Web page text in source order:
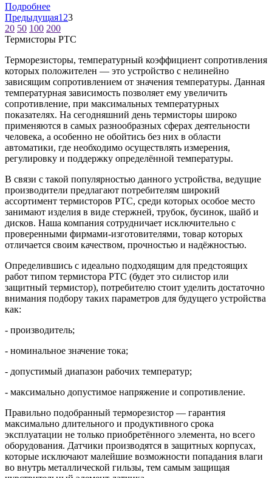
Подробнее
Предыдущая1 23
20 50 100 200
Термисторы PTC
Терморезисторы, температурный коэффициент сопротивления
которых положителен — это устройство с нелинейно
зависящим сопротивлением от значения температуры. Данная
температурная зависимость позволяет ему увеличить
сопротивление, при максимальных температурных
показателях. На сегодняшний день термисторы широко
применяются в самых разнообразных сферах деятельности
человека, а особенно не обойтись без них в области
автоматики, где необходимо осуществлять измерения,
регулировку и поддержку определённой температуры.
В связи с такой популярностью данного устройства, ведущие
производители предлагают потребителям широкий
ассортимент термисторов РТС, среди которых особое место
занимают изделия в виде стержней, трубок, бусинок, шайб и
дисков. Наша компания сотрудничает исключительно с
проверенными фирмами-изготовителями, товар которых
отличается своим качеством, прочностью и надёжностью.
Определившись с идеально подходящим для предстоящих
работ типом термистора РТС (будет это силистор или
защитный термистор), потребителю стоит уделить достаточно
внимания подбору таких параметров для будущего устройства
как:
- производитель;
- номинальное значение тока;
- допустимый диапазон рабочих температур;
- максимально допустимое напряжение и сопротивление.
Правильно подобранный терморезистор — гарантия
максимально длительного и продуктивного срока
эксплуатации не только приобретённого элемента, но всего
оборудования. Датчики производятся в защитных корпусах,
которые исключают малейшие возможности попадания влаги
во внутрь металлической гильзы, тем самым защищая